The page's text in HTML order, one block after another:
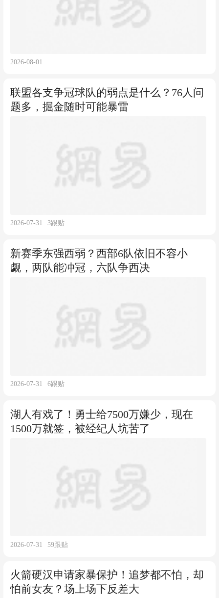
2026-08-01
联盟各支争冠球队的弱点是什么？76人问
题多，掘金随时可能暴雷
2026-07-31 3跟贴
新赛季东强西弱？西部6队依旧不容小
觑，两队能冲冠，六队争西决
2026-07-31 6跟贴
湖人有戏了！勇士给7500万嫌少，现在
1500万就签，被经纪人坑苦了
2026-07-31 59跟贴
火箭硬汉申请家暴保护！追梦都不怕，却
怕前女友？场上场下反差大